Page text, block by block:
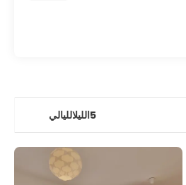
5الليلالليالي